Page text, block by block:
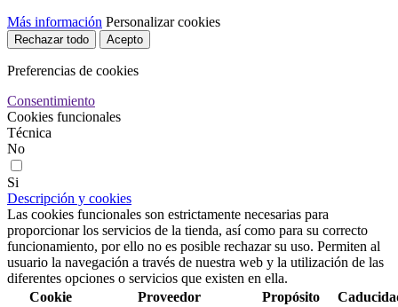
Más información Personalizar cookies
Rechazar todo Acepto
Preferencias de cookies
Consentimiento
Cookies funcionales
Técnica
No
Si
Descripción y cookies
Las cookies funcionales son estrictamente necesarias para
proporcionar los servicios de la tienda, así como para su correcto
funcionamiento, por ello no es posible rechazar su uso. Permiten al
usuario la navegación a través de nuestra web y la utilización de las
diferentes opciones o servicios que existen en ella.
Cookie
Proveedor Propósito